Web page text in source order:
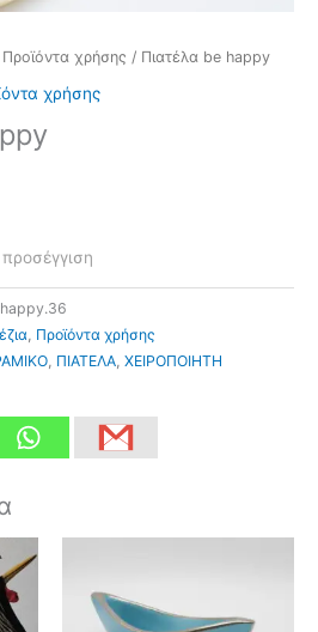
Προϊόντα χρήσης / Πιατέλα be happy
χρήσης
προσέγγιση
, Προϊόντα χρήσης
, ΠΙΑΤΕΛΑ, ΧΕΙΡΟΠΟΙΗΤΗ